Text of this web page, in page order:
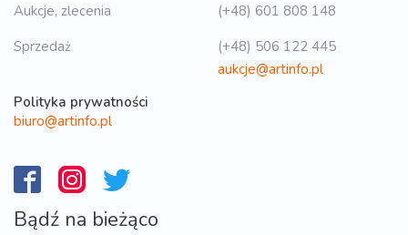
Aukcje, zlecenia
(+48) 601 808 148
Sprzedaż
(+48) 506 122 445
aukcje@artinfo.pl
Polityka prywatności
biuro@artinfo.pl
Bądź na bieżąco